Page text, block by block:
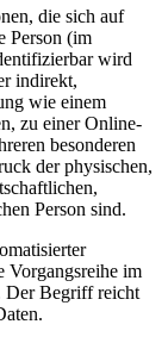
die sich auf
Person (im
wird
indirekt,
wie einem
zu einer Online-
besonderen
der physischen,
Person sind.
Vorgangsreihe im
Der Begriff reicht